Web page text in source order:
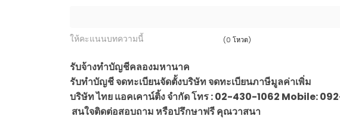
ให้คะแนนบทความนี้ (0 โหวต)
รับจ้างทำบัญชีคลองมหานาค
รับทำบัญชี จดทะเบียนจัดตั้งบริษัท จดทะเบียนภาษีมูลค่าเพิ่ม
บริษัท ไทย แอคเคาน์ติ้ง จำกัด โทร : 02-430-1062 Mobile:
สนใจติดต่อสอบถาม หรือปรึกษาฟรี คุณวาสนา